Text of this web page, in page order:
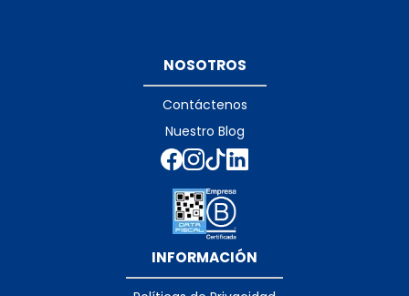
NOSOTROS
Contáctenos
Nuestro Blog
INFORMACIÓN